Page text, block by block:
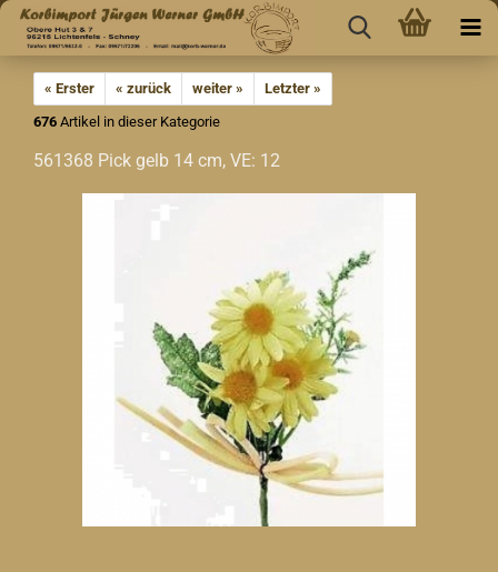
« Erster « zurück weiter »
Letzter »
676 Artikel in dieser Kategorie
561368 Pick gelb 14 cm, VE: 12